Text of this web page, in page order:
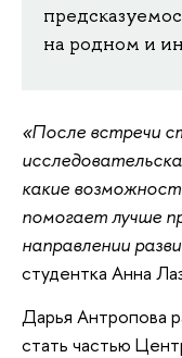
на родном и
«После встречи
какие
помогает лучше
направлении
студентка Анна
Дарья Антропова
стать частью